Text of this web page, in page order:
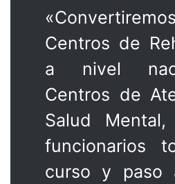
Centros de
a nivel
Centros de
Salud
funcionarios
curso y paso